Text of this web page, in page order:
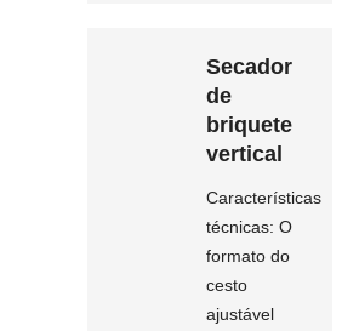
Secador
de
briquete
vertical
Características
técnicas: O
formato do
cesto
ajustável